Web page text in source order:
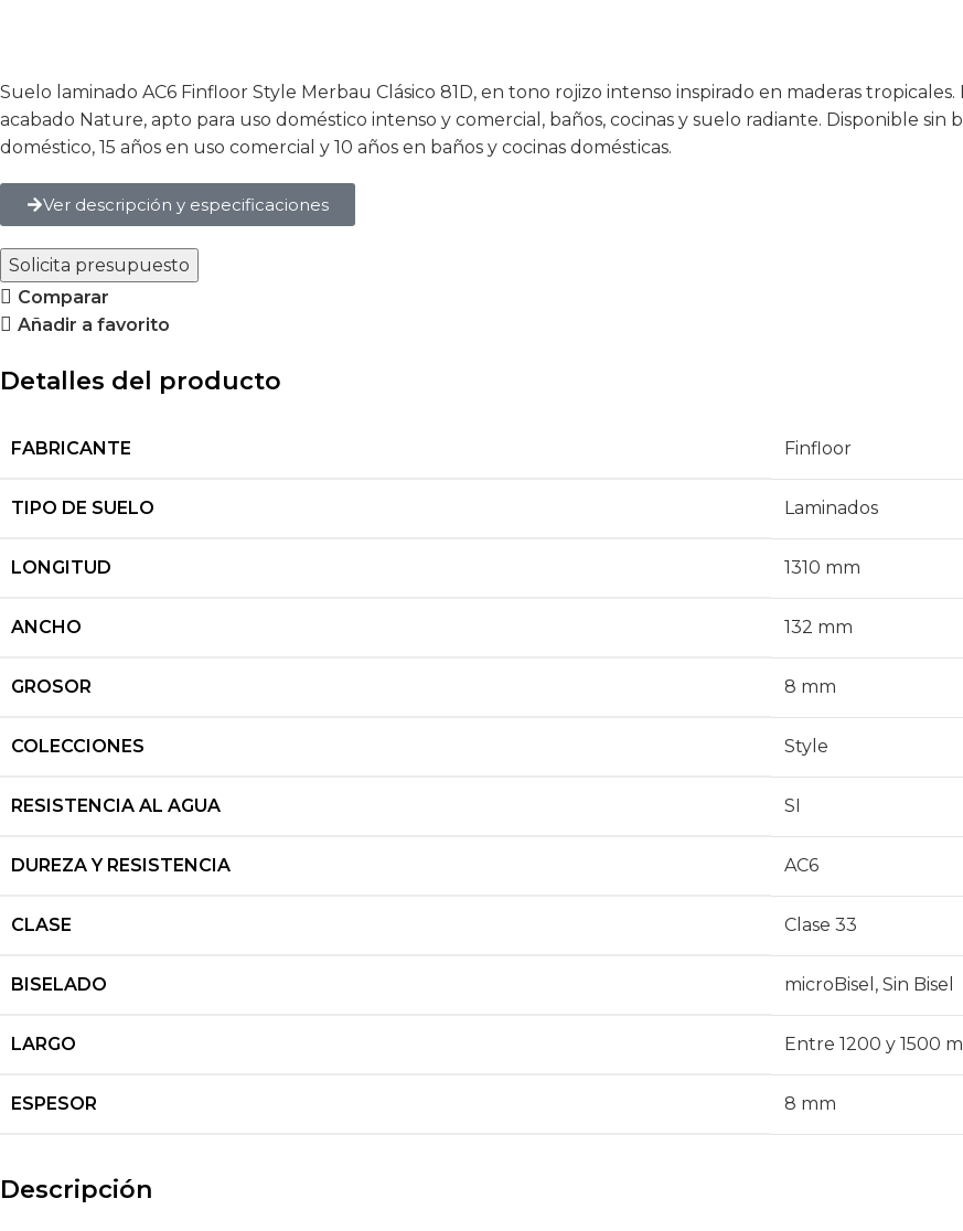
Suelo laminado AC6 Finfloor Style Merbau Clásico 81D, en tono rojizo intenso inspirado en maderas tropicales.
acabado Nature, apto para uso doméstico intenso y comercial, baños, cocinas y suelo radiante. Disponible sin
doméstico, 15 años en uso comercial y 10 años en baños y cocinas domésticas.
Ver descripción y especificaciones
Solicita presupuesto
Comparar
Añadir a favorito
Detalles del producto
FABRICANTE Finfloor
TIPO DE SUELO Laminados
LONGITUD 1310 mm
ANCHO 132 mm
GROSOR 8 mm
COLECCIONES Style
RESISTENCIA AL AGUA SI
DUREZA Y RESISTENCIA AC6
CLASE Clase 33
BISELADO microBisel , Sin Bisel
LARGO Entre 1200 y 1500
ESPESOR 8 mm
Descripción